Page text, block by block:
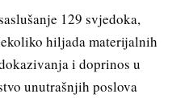
129 svjedoka,
hiljada materijalnih
i doprinos u
unutrašnjih poslova